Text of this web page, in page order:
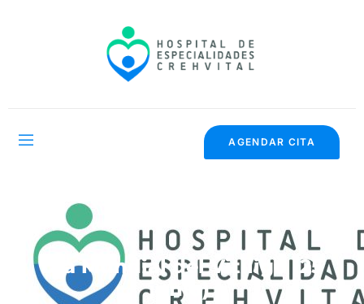
AGENDAR CITA
Día Mundial del Vitíligo (25
junio)